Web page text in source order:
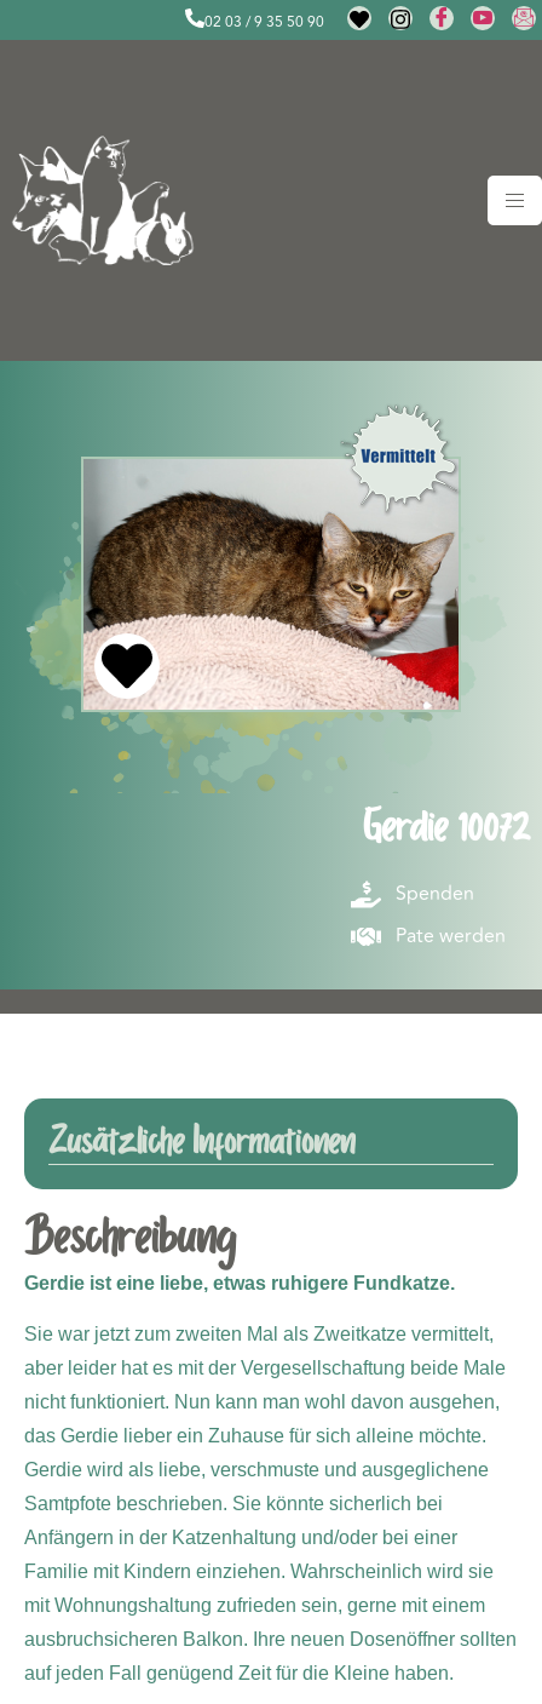
02 03 / 9 35 50 90
Gerdie 10072
Spenden
Pate werden
Zusätzliche Informationen
Beschreibung
Gerdie ist eine liebe, etwas ruhigere Fundkatze.
Sie war jetzt zum zweiten Mal als Zweitkatze vermittelt,
aber leider hat es mit der Vergesellschaftung beide Male
nicht funktioniert. Nun kann man wohl davon ausgehen,
das Gerdie lieber ein Zuhause für sich alleine möchte.
Gerdie wird als liebe, verschmuste und ausgeglichene
Samtpfote beschrieben. Sie könnte sicherlich bei
Anfängern in der Katzenhaltung und/oder bei einer
Familie mit Kindern einziehen. Wahrscheinlich wird sie
mit Wohnungshaltung zufrieden sein, gerne mit einem
ausbruchsicheren Balkon. Ihre neuen Dosenöffner sollten
auf jeden Fall genügend Zeit für die Kleine haben.